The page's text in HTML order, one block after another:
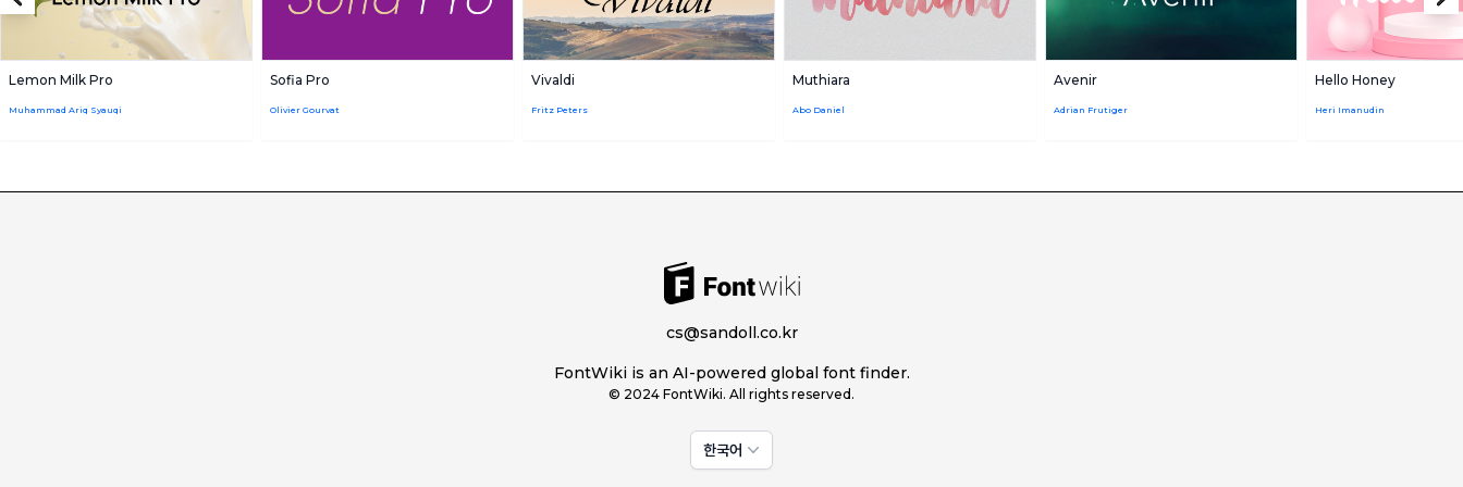
Lemon Milk Pro
Muhammad Ariq Syauqi
Sofia Pro
Olivier Gourvat
Vivaldi
Fritz Peters
Muthiara
Abo Daniel
Avenir
Adrian Frutiger
Hello Honey
Heri Imanudin
cs@sandoll.co.kr
FontWiki is an AI-powered global font finder.
© 2024 FontWiki. All rights reserved.
한국어